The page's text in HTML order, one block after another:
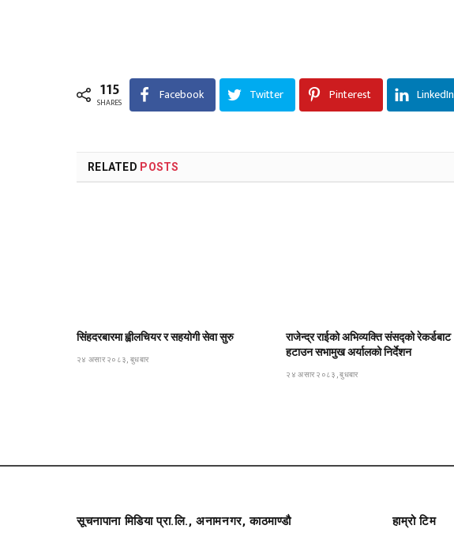
115
SHARES Facebook Twitter Pinterest LinkedIn
RELATED POSTS
सिंहदरबारमा ह्वीलचियर र सहयोगी सेवा सुरु
२४ असार २०८३, बुधबार
राजेन्द्र राईको अभिव्यक्ति संसद्को रेकर्डबाट
हटाउन सभामुख अर्यालको निर्देशन
२४ असार २०८३, बुधबार
सूचनापाना मिडिया प्रा.लि., अनामनगर, काठमाण्डौ हाम्रो टिम